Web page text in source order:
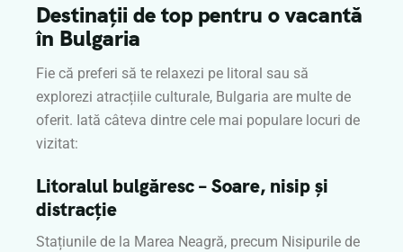
Destinații de top pentru o vacantă
în Bulgaria
Fie că preferi să te relaxezi pe litoral sau să
explorezi atracțiile culturale, Bulgaria are multe de
oferit. Iată câteva dintre cele mai populare locuri de
vizitat:
Litoralul bulgăresc – Soare, nisip și
distracție
Stațiunile de la Marea Neagră, precum Nisipurile de